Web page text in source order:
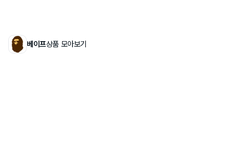
베이프상품 모아보기